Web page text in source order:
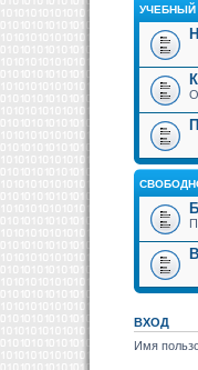
УЧЕБНЫЙ
ВХОД
Имя